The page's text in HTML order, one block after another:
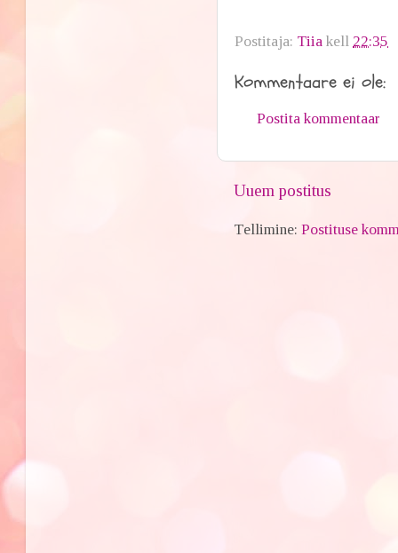
Postitaja: Tiia kell 22:35
Kommentaare ei ole:
Postita kommentaar
Uuem postitus
Tellimine:Postituse